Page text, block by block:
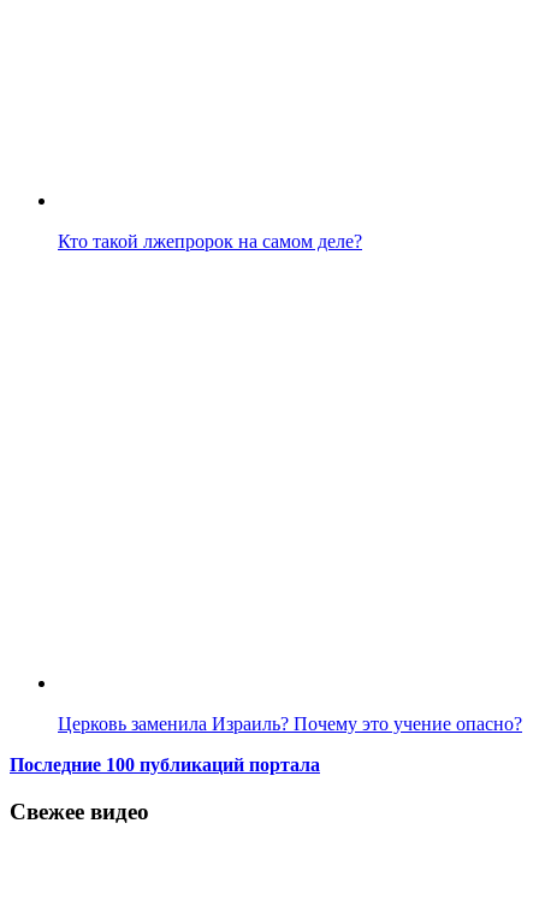
Кто такой лжепророк на самом деле?
Церковь заменила Израиль? Почему это учение опасно?
Последние 100 публикаций портала
Свежее видео